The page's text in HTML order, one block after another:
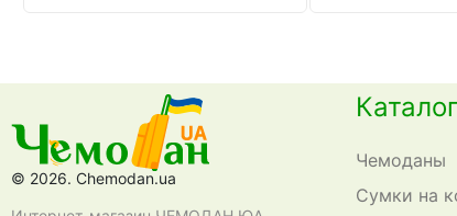
© 2026. Chemodan.ua
Каталог
Чемоданы
Сумки на